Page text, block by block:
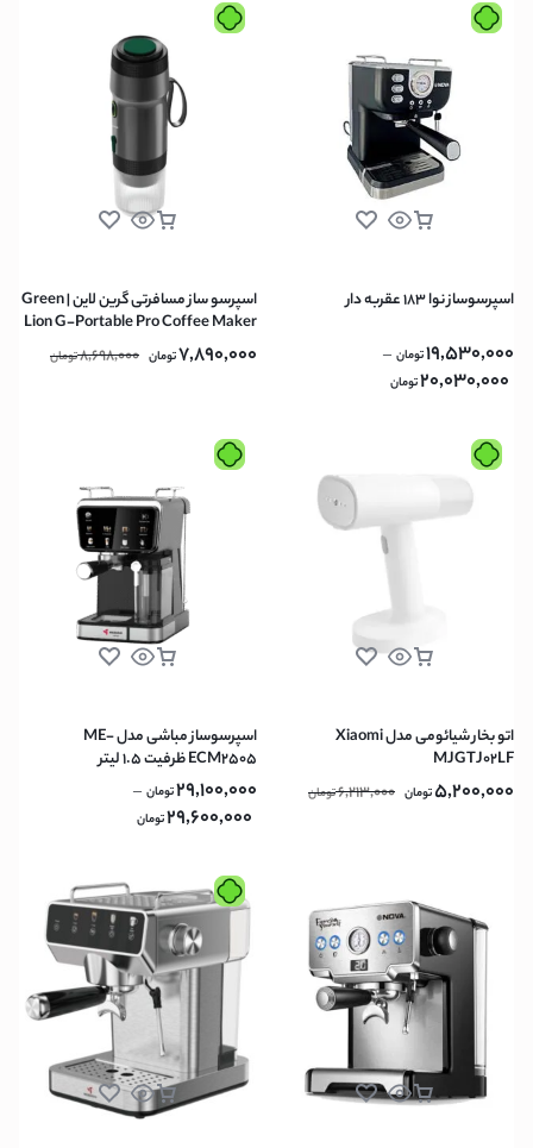
اسپرسوساز نوا 183 عقربه دار
19,530,000تومان –
20,030,000تومان
اسپرسو ساز مسافرتی گرین لاین | Green
Lion G-Portable Pro Coffee Maker
60ml – Black
7,890,000تومان 8,698,000تومان
اتو بخار شیائومی مدل Xiaomi
MJGTJ02LF
5,200,000تومان 6,213,000تومان
اسپرسوساز مباشی مدل ME-
ECM2505 ظرفیت ۱.۵ لیتر
29,100,000تومان –
29,600,000تومان